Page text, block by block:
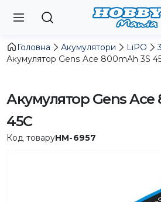
Головна Акумулятори LiPO
Акумулятор Gens Ace 800mAh 3S
Акумулятор Gens Ace
45C
Код товаруHM-6957